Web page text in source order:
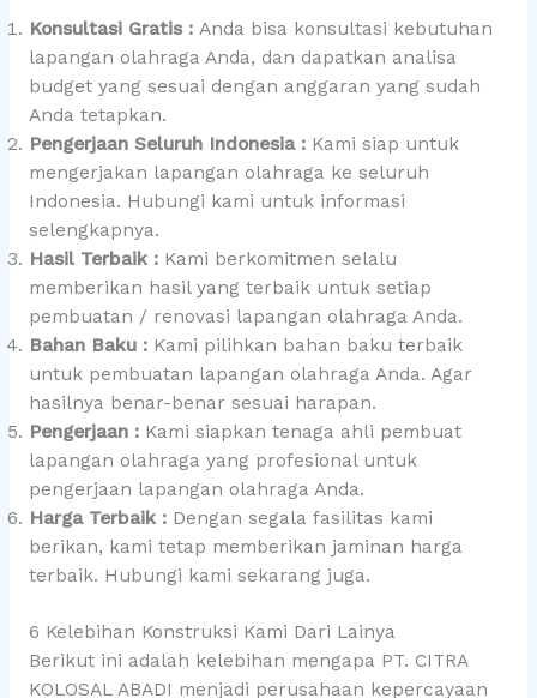
Konsultasi Gratis :Anda bisa konsultasi kebutuhan
lapangan olahraga Anda, dan dapatkan analisa
budget yang sesuai dengan anggaran yang sudah
Anda tetapkan.
Pengerjaan Seluruh Indonesia :Kami siap untuk
mengerjakan lapangan olahraga ke seluruh
Indonesia. Hubungi kami untuk informasi
selengkapnya.
Hasil Terbaik :Kami berkomitmen selalu
memberikan hasil yang terbaik untuk setiap
pembuatan / renovasi lapangan olahraga Anda.
Bahan Baku :Kami pilihkan bahan baku terbaik
untuk pembuatan lapangan olahraga Anda. Agar
hasilnya benar-benar sesuai harapan.
Pengerjaan :Kami siapkan tenaga ahli pembuat
lapangan olahraga yang profesional untuk
pengerjaan lapangan olahraga Anda.
Harga Terbaik :Dengan segala fasilitas kami
berikan, kami tetap memberikan jaminan harga
terbaik. Hubungi kami sekarang juga.
6 Kelebihan Konstruksi Kami Dari Lainya
Berikut ini adalah kelebihan mengapa PT. CITRA
KOLOSAL ABADI menjadi perusahaan kepercayaan